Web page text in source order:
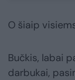
O šiaip
Bučkis, labai
darbukai,